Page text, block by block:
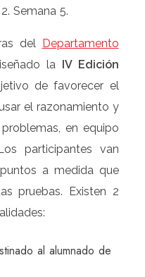
Semana 5.
del Departamento
la IV Edición
de favorecer el
el razonamiento y
en equipo
participantes van
a medida que
pruebas. Existen 2
al alumnado de